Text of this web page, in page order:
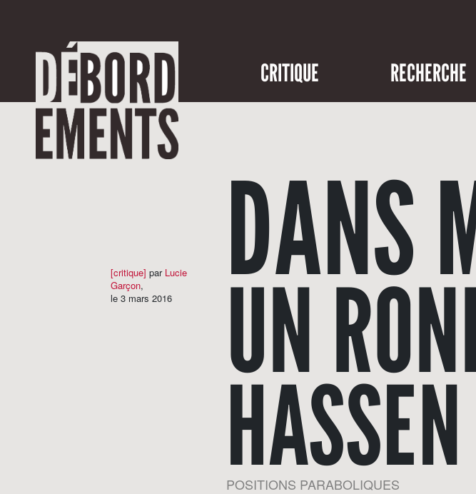
CRITIQUE RECHERCHE
DANS
UN
POSITIONS PARABOLIQUES
[critique] par Lucie
Garçon,
le 3 mars 2016